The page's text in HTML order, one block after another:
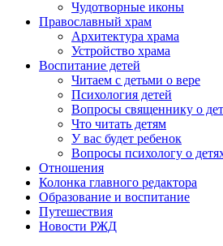
Чудотворные иконы
Православный храм
Архитектура храма
Устройство храма
Воспитание детей
Читаем с детьми о вере
Психология детей
Вопросы священнику о
Что читать детям
У вас будет ребенок
Вопросы психологу о
Отношения
Колонка главного редактора
Образование и воспитание
Путешествия
Новости РЖД